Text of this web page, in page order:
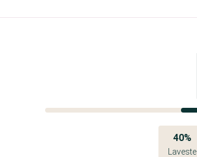
40%
Laveste